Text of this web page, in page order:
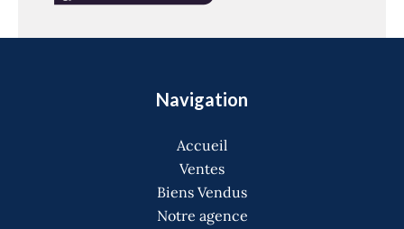
Navigation
Accueil
Ventes
Biens Vendus
Notre agence